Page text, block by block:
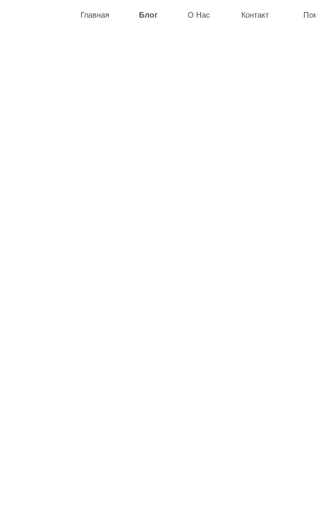
Главная Блог О Нас Контакт